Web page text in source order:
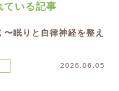
ている記事
〜眠りと自律神経を整え
2026.06.05